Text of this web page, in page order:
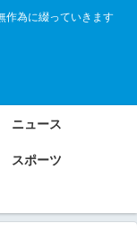
作為に綴っていきます
ニュース
スポーツ